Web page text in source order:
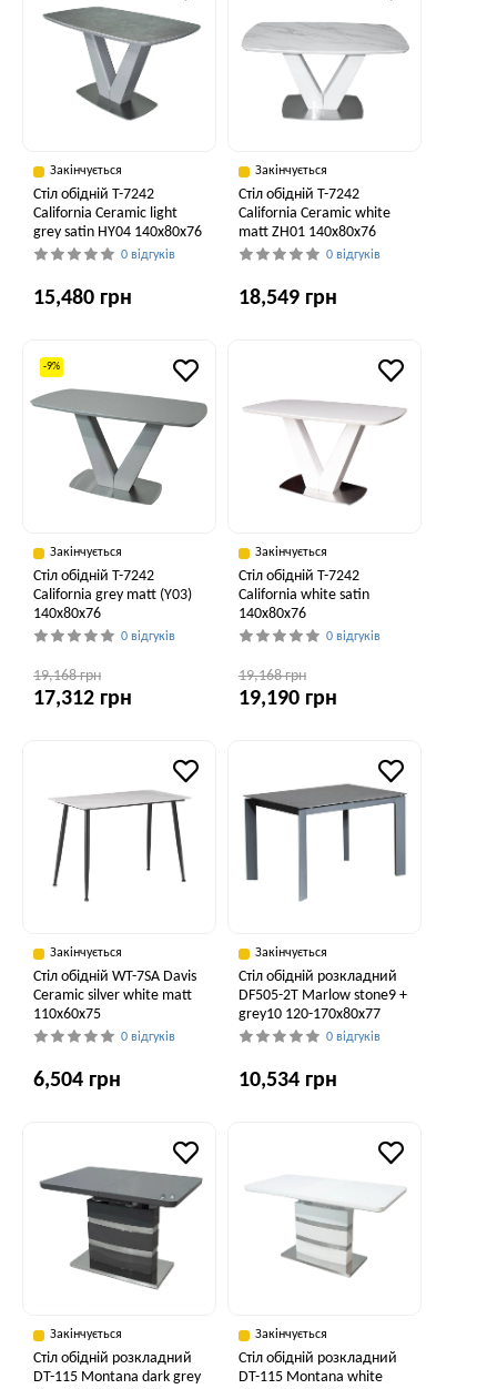
Закінчується
Стіл обідній T-7242
California Ceramic light
grey satin HY04 140x80x76
0 відгуків
15,480 грн
Закінчується
Стіл обідній T-7242
California Ceramic white
matt ZH01 140x80x76
0 відгуків
18,549 грн
-9%
Закінчується
Стіл обідній T-7242
California grey matt (Y03)
140x80x76
0 відгуків
19,168 грн
17,312 грн
Закінчується
Стіл обідній T-7242
California white satin
140x80x76
0 відгуків
19,168 грн
19,190 грн
Закінчується
Стіл обідній WT-7SA Davis
Ceramic silver white matt
110x60x75
0 відгуків
6,504 грн
Закінчується
Стіл обідній розкладний
DF505-2T Marlow stone9 +
grey10 120-170x80x77
0 відгуків
10,534 грн
Закінчується
Стіл обідній розкладний
DT-115 Montana dark grey
Закінчується
Стіл обідній розкладний
DT-115 Montana white